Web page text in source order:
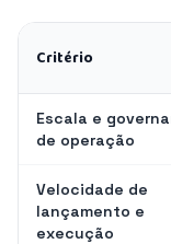
Critério
Escala e
de operação
Velocidade de
lançamento e
execução